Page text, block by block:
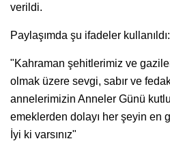
verildi.
Paylaşımda şu ifadeler kullanıldı:
"Kahraman şehitlerimiz ve
olmak üzere sevgi, sabır ve
annelerimizin Anneler Günü
emeklerden dolayı her şeyin en
İyi ki varsınız"